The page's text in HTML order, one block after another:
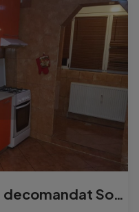
Apartament 2 camere decomandat Soseaua Berceni / Aparator...